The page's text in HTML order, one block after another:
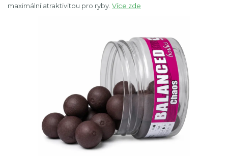
maximální atraktivitou pro ryby. Více zde